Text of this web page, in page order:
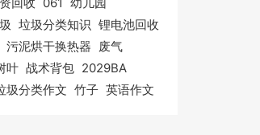
垃圾分类知识 锂电池回收
污泥烘干换热器 废气
叶 战术背包 2029BA
圾分类作文 竹子 英语作文